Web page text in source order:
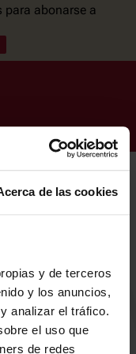
de las cookies
y de terceros
y los anuncios,
analizar el tráfico.
el uso que
de redes
para abonarse a
del SASKI BASKONIA